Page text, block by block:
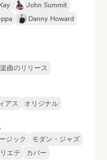
John Summit
Danny Howard
曲のリリース
アス オリジナル
ジック
モダン・ジャズ
エテ
カバー